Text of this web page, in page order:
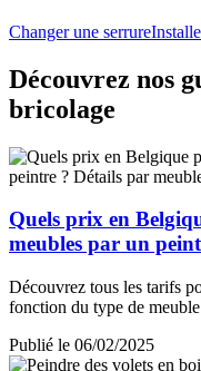
Changer une serrure
Découvrez nos
bricolage
Quels prix en
meubles par un
Découvrez tous les tarifs
fonction du type de
Publié le 06/02/2025